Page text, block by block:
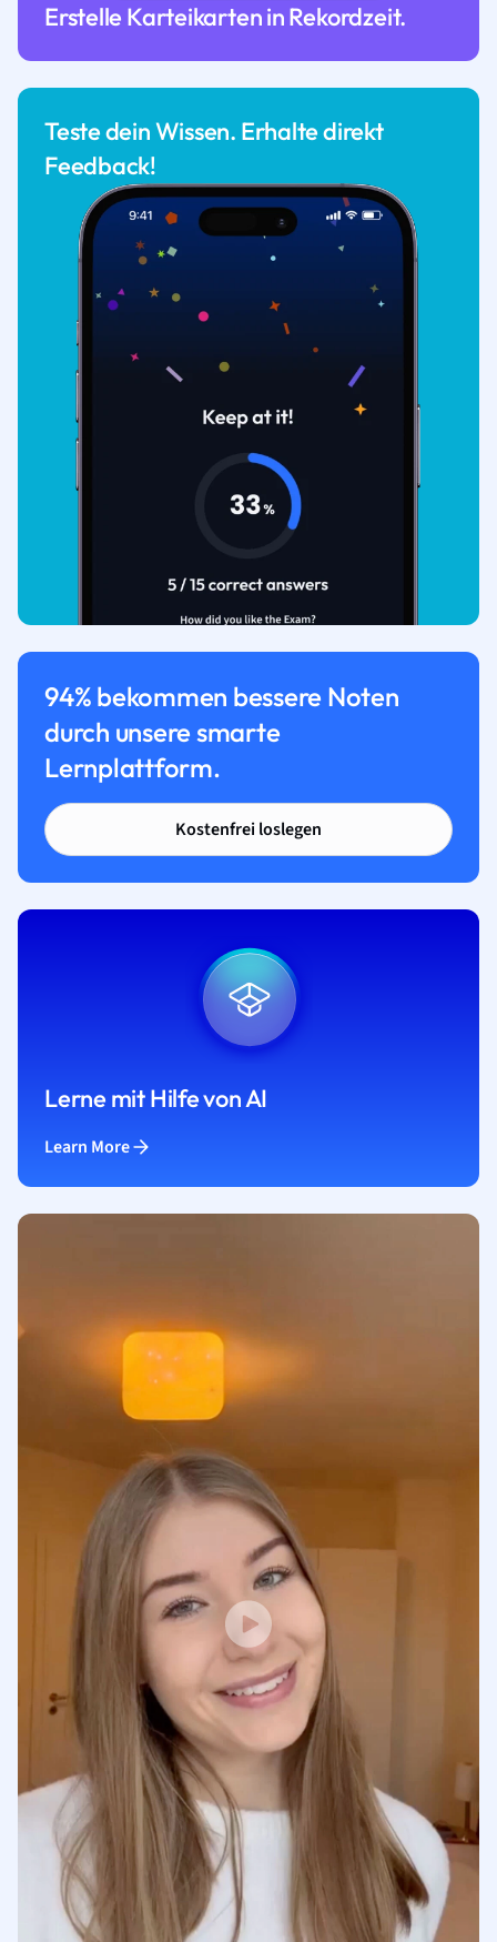
Erstelle Karteikarten in Rekordzeit.
Teste dein Wissen. Erhalte direkt
Feedback!
94% bekommen bessere Noten
durch unsere smarte
Lernplattform.
Kostenfrei loslegen
Lerne mit Hilfe von AI
Learn More